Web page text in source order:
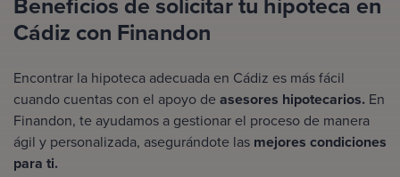
Cádiz con Finandon
Encontrar la hipoteca adecuada en Cádiz es más fácil
cuando cuentas con el apoyo de asesores hipotecarios. En
Finandon, te ayudamos a gestionar el proceso de manera
ágil y personalizada, asegurándote las mejores condiciones
para ti.